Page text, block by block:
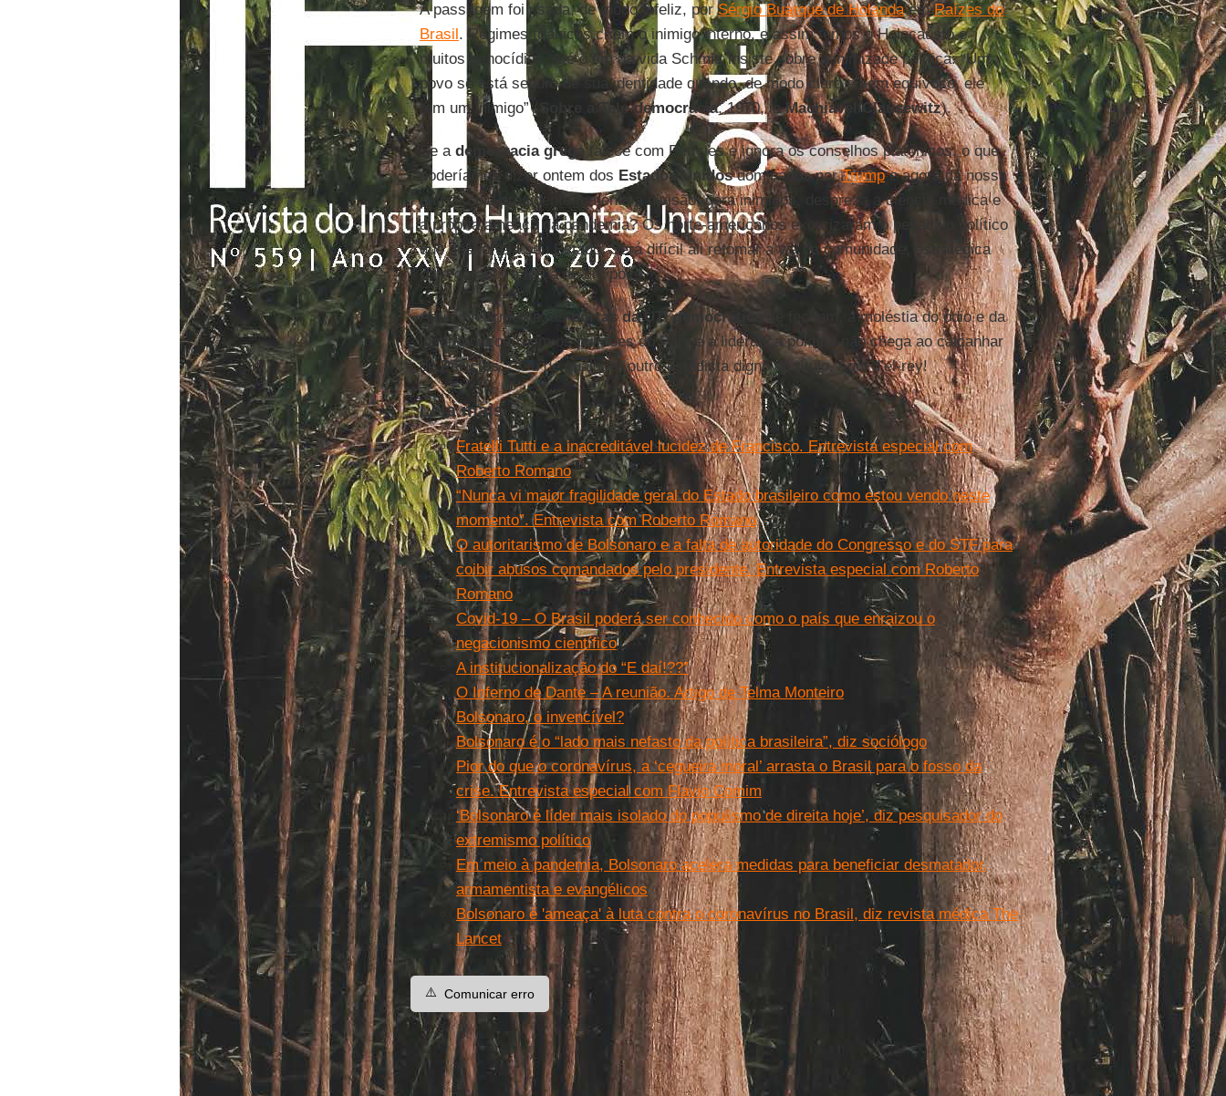
A passagem foi usada, de modo infeliz, porSérgio Buarque de HolandaemRaízes do
Brasil. Regimes tirânicos criam o inimigo interno, e assim temos o Holocausto e
muitos genocídios. Até o fim da vida Schmitt insiste sobre a inimizade política: “Um
povo só está seguro de sua identidade quando, de modo claro e sem equívoco, ele
tem um inimigo” ( Sobre a Tele-democracia, 1970, inMachiavel /Clausewitz).
Se a democracia gregafalece com Péricles e ignora os conselhos platônicos, o que
poderíamos dizer ontem dos Estados Unidosdominados porTrumpe agora da nossa
pátria, cujo presidente fomenta a divisão, gera inimigos, despreza a ciência médica e
a própria ameaça da pandemia? Os norte-americanos exorcizaram o pesadelo político
que desnorteia seu Estado. Será difícil ali retomar a via da comunidade, estratégica
para garantir a força de um povo.
Aqui, infelizmente, as portas da UTI democrática
se fecham, a moléstia do ódio e da
ignorância corroem os pulmões do País e a liderança política não chega ao calcanhar
de Péricles… Ou de qualquer outro estadista digno do título. Aqui d’el-rey!
Leia mais
Fratelli Tutti e a inacreditável lucidez de Francisco. Entrevista especial com
Roberto Romano
“Nunca vi maior fragilidade geral do Estado brasileiro como estou vendo neste
momento”. Entrevista com Roberto Romano
O autoritarismo de Bolsonaro e a falta de autoridade do Congresso e do STF para
coibir abusos comandados pelo presidente. Entrevista especial com Roberto
Romano
Covid-19 – O Brasil poderá ser conhecido como o país que enraizou o
negacionismo científico
A institucionalização do “E daí!??”
O Inferno de Dante – A reunião. Artigo de Telma Monteiro
Bolsonaro, o invencível?
Bolsonaro é o “lado mais nefasto da política brasileira”, diz sociólogo
Pior do que o coronavírus, a ‘cegueira moral’ arrasta o Brasil para o fosso da
crise. Entrevista especial com Flavio Comim
‘Bolsonaro é líder mais isolado do populismo de direita hoje’, diz pesquisador do
extremismo político
Em meio à pandemia, Bolsonaro acelera medidas para beneficiar desmatador,
armamentista e evangélicos
Bolsonaro é 'ameaça' à luta contra o coronavírus no Brasil, diz revista médica The
Lancet
⚠️ Comunicar erro